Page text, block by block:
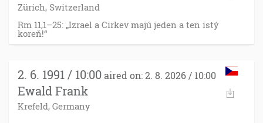
Zürich, Switzerland
Rm 11,1–25: „Izrael a Cirkev majú jeden a ten istý
koreň!“
2. 6. 1991 / 10:00 aired on: 2. 8. 2026 / 10:00
Ewald Frank
Krefeld, Germany